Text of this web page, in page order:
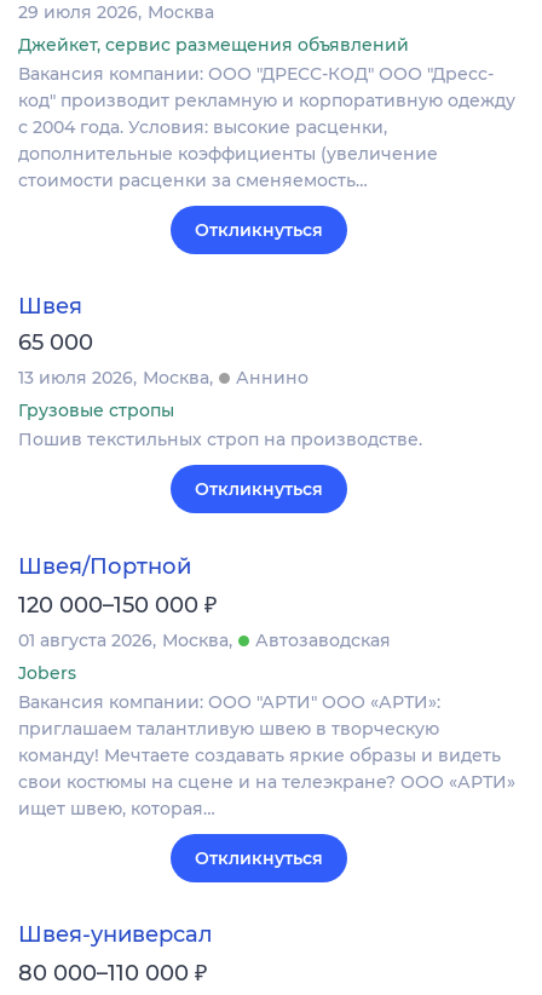
29 июля 2026 Москва
Джейкет, сервис размещения объявлений
Вакансия компании: ООО "ДРЕСС-КОД" ООО "Дресс-
код" производит рекламную и корпоративную одежду
с 2004 года. Условия: высокие расценки,
дополнительные коэффициенты (увеличение
стоимости расценки за сменяемость…
Откликнуться
Швея
65 000
13 июля 2026 Москва
Аннино
Грузовые стропы
Пошив текстильных строп на производстве.
Откликнуться
Швея/Портной
120 000–150 000 ₽
01 августа 2026 Москва
Автозаводская
Jobers
Вакансия компании: ООО "АРТИ" ООО «АРТИ»:
приглашаем талантливую швею в творческую
команду! Мечтаете создавать яркие образы и видеть
свои костюмы на сцене и на телеэкране? ООО «АРТИ»
ищет швею, которая…
Откликнуться
Швея-универсал
80 000–110 000 ₽